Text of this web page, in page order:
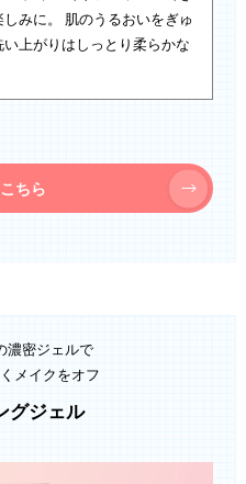
みに。 肌のうるおいをぎゅ
上がりはしっとり柔らかな
ちら
濃密ジェルで
メイクをオフ
グジェル